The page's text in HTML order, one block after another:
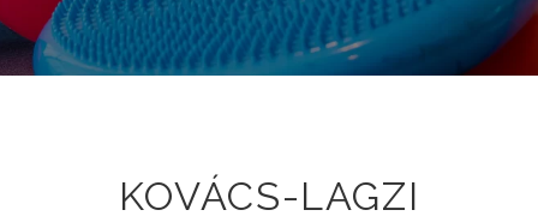
KOVÁCS-LAGZI